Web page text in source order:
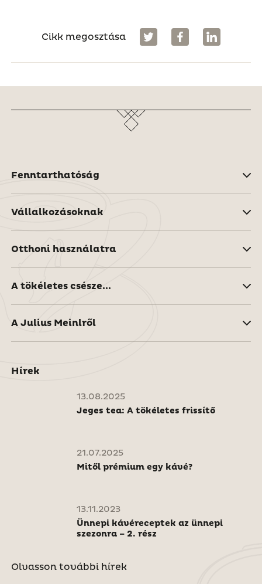
Cikk megosztása
Fenntarthatóság
Vállalkozásoknak
Otthoni használatra
A tökéletes csésze...
A Julius Meinlről
Hírek
13.08.2025
Jeges tea: A tökéletes frissítő
21.07.2025
Mitől prémium egy kávé?
13.11.2023
Ünnepi kávéreceptek az ünnepi
szezonra – 2. rész
Olvasson további hírek